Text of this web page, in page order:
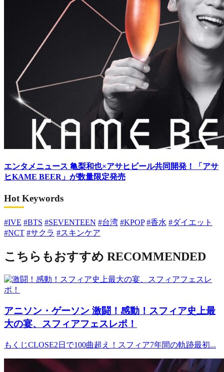
エンタメニュース 亀梨和也×アサヒビール共同開発！「アサ
ヒKAME BEER」が数量限定発売
Hot Keywords
#IVE #BTS #SEVENTEEN #台湾 #KPOP #香水 #ダイエット
#NCT #サクラ #スキンケア
こちらもおすすめ RECOMMENDED
アニソン・ゲーソン 激闘！感動！スフィア史上最
大の宴、スフィアフェスレポ！
もくじCLOSE2日で100曲超え！スフィア7年間の軌跡最初...